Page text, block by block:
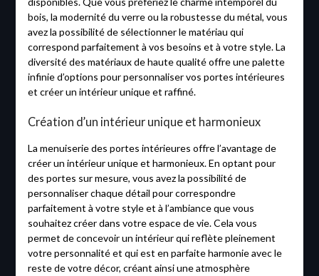
bois, la modernité du verre ou la robustesse du métal, vous
avez la possibilité de sélectionner le matériau qui
correspond parfaitement à vos besoins et à votre style. La
diversité des matériaux de haute qualité offre une palette
infinie d’options pour personnaliser vos portes intérieures
et créer un intérieur unique et raffiné.
Création d’un intérieur unique et harmonieux
La menuiserie des portes intérieures offre l’avantage de
créer un intérieur unique et harmonieux. En optant pour
des portes sur mesure, vous avez la possibilité de
personnaliser chaque détail pour correspondre
parfaitement à votre style et à l’ambiance que vous
souhaitez créer dans votre espace de vie. Cela vous
permet de concevoir un intérieur qui reflète pleinement
votre personnalité et qui est en parfaite harmonie avec le
reste de votre décor, créant ainsi une atmosphère